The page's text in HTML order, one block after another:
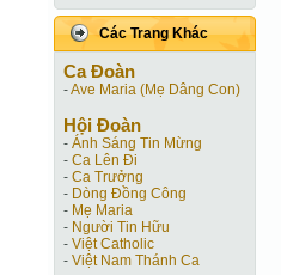
Các Trang Khác
Ca Ðoàn
-Ave Maria (Mẹ Dâng Con)
Hội Ðoàn
- Ánh Sáng Tin Mừng
- Ca Lên Đi
- Ca Trưởng
- Dòng Đồng Công
- Mẹ Maria
- Người Tin Hữu
- Việt Catholic
- Việt Nam Thánh Ca